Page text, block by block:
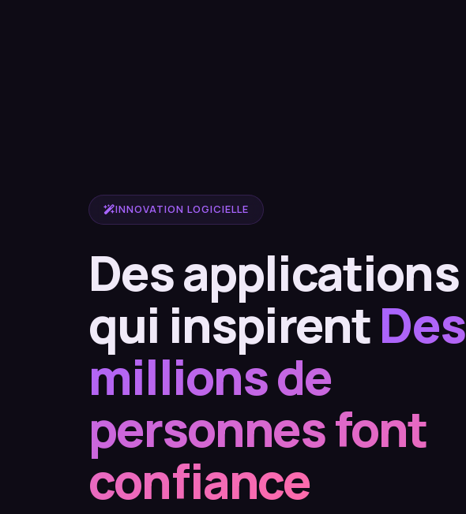
INNOVATION LOGICIELLE
Des applications
qui inspirentDes
millions de
personnes font
confiance